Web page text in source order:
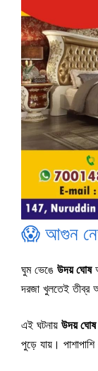
😱 আগুন
ঘুম ভেঙে উদয় ঘোষ
দরজা খুলতেই তীব্র
এই ঘটনায় উদয় ঘোষ
পুড়ে যায়।